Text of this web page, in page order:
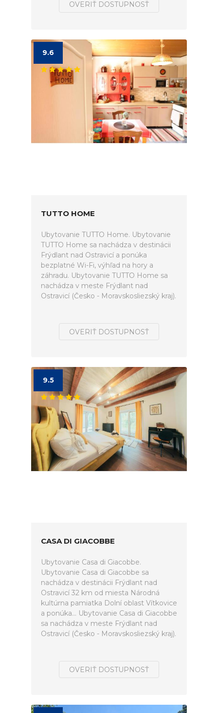
OVERIŤ DOSTUPNOSŤ
9.6
TUTTO HOME
Ubytovanie TUTTO Home. Ubytovanie
TUTTO Home sa nachádza v destinácii
Frýdlant nad Ostravicí a ponúka
bezplatné Wi-Fi, výhľad na hory a
záhradu. Ubytovanie TUTTO Home sa
nachádza v meste Frýdlant nad
Ostravicí (Česko - Moravskosliezský kraj).
OVERIŤ DOSTUPNOSŤ
9.5
CASA DI GIACOBBE
Ubytovanie Casa di Giacobbe.
Ubytovanie Casa di Giacobbe sa
nachádza v destinácii Frýdlant nad
Ostravicí 32 km od miesta Národná
kultúrna pamiatka Dolní oblast Vítkovice
a ponúka... Ubytovanie Casa di Giacobbe
sa nachádza v meste Frýdlant nad
Ostravicí (Česko - Moravskosliezský kraj).
OVERIŤ DOSTUPNOSŤ